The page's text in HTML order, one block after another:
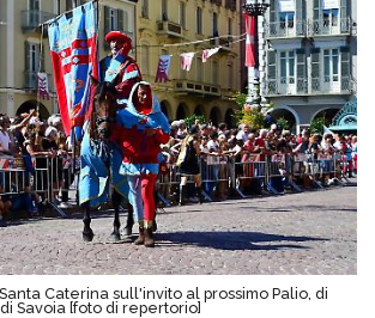
Caterina sull'invito al prossimo Palio, di
Savoia [foto di repertorio]